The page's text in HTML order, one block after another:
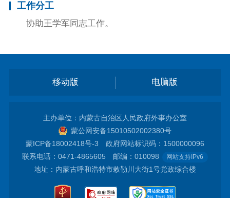
工作分工
协助王学军同志工作。
移动版 电脑版
主办单位：内蒙古自治区人民政府外事办公室
蒙公网安备15010502002380号
蒙ICP备18002418号-3 政府网站标识码：1500000096
联系电话：0471-4865605 邮编：010098
网站支持IPv6
地址：内蒙古呼和浩特市敕勒川大街1号党政综合楼